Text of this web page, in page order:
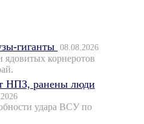
гиганты 08.08.2026
ядовитых корнеротов
НПЗ, ранены люди
удара ВСУ по